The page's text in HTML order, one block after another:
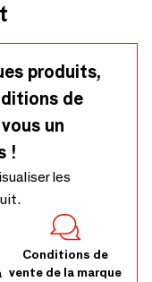
produits,
de
un
!
les
Conditions de
vente de la marque